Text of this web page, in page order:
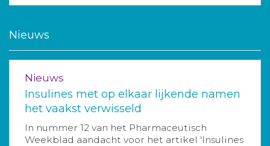
Nieuws
Nieuws
Insulines met op elkaar lijkende namen
het vaakst verwisseld
In nummer 12 van het Pharmaceutisch
Weekblad aandacht voor het artikel 'Insulines